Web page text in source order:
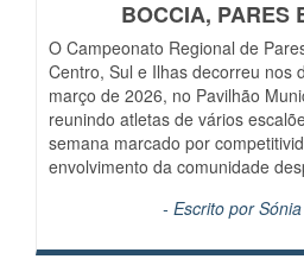
BOCCIA, PARES
O Campeonato Regional de
Centro, Sul e Ilhas decorreu nos
março de 2026, no Pavilhão
reunindo atletas de vários
semana marcado por
envolvimento da comunidade
- Escrito por